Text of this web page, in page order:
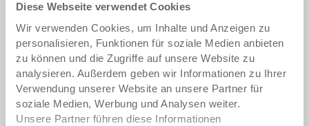
Diese Webseite verwendet Cookies
Wir verwenden Cookies, um Inhalte und Anzeigen zu
personalisieren, Funktionen für soziale Medien anbieten
zu können und die Zugriffe auf unsere Website zu
analysieren. Außerdem geben wir Informationen zu Ihrer
Verwendung unserer Website an unsere Partner für
soziale Medien, Werbung und Analysen weiter.
Unsere Partner führen diese Informationen
In den Warenkorb
Mindestbestellmenge: 5000 Stück
Artikeldaten
Bestellnummer